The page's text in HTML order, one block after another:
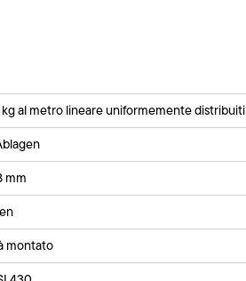
al metro lineare uniformemente distribuiti
mm
montato